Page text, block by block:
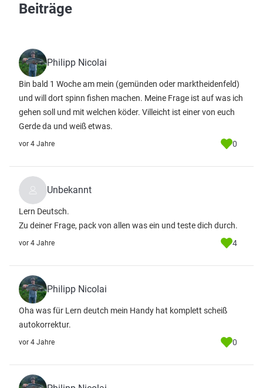
Beiträge
Philipp Nicolai
Bin bald 1 Woche am mein (gemünden oder marktheidenfeld)
und will dort spinn fishen machen. Meine Frage ist auf was ich
gehen soll und mit welchen köder. Villeicht ist einer von euch
Gerde da und weiß etwas.
vor 4 Jahre 0
Unbekannt
Lern Deutsch.
Zu deiner Frage, pack von allen was ein und teste dich durch.
vor 4 Jahre 4
Philipp Nicolai
Oha was für Lern deutch mein Handy hat komplett scheiß
autokorrektur.
vor 4 Jahre 0